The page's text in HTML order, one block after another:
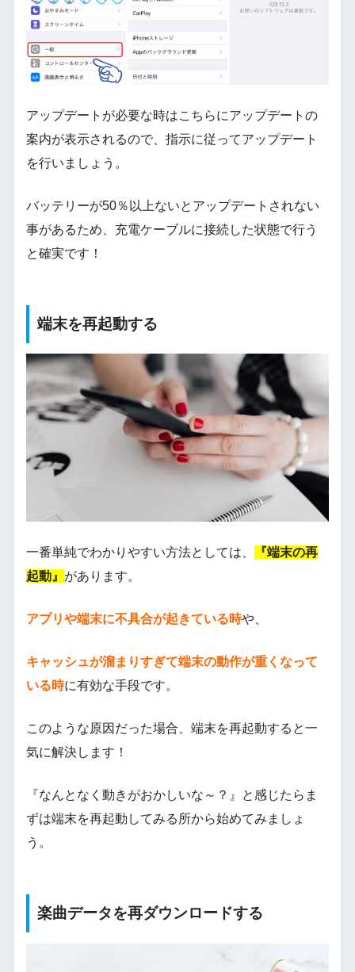
アップデートが必要な時はこちらにアップデートの
案内が表示されるので、指示に従ってアップデート
を行いましょう。
バッテリーが50％以上ないとアップデートされない
事があるため、充電ケーブルに接続した状態で行う
と確実です！
端末を再起動する
一番単純でわかりやすい方法としては、
『端末の再
起動』 があります。
アプリや端末に不具合が起きている時や、
キャッシュが溜まりすぎて端末の動作が重くなって
いる時に有効な手段です。
このような原因だった場合、端末を再起動すると一
気に解決します！
『なんとなく動きがおかしいな～？』と感じたらま
ずは端末を再起動してみる所から始めてみましょ
う。
楽曲データを再ダウンロードする